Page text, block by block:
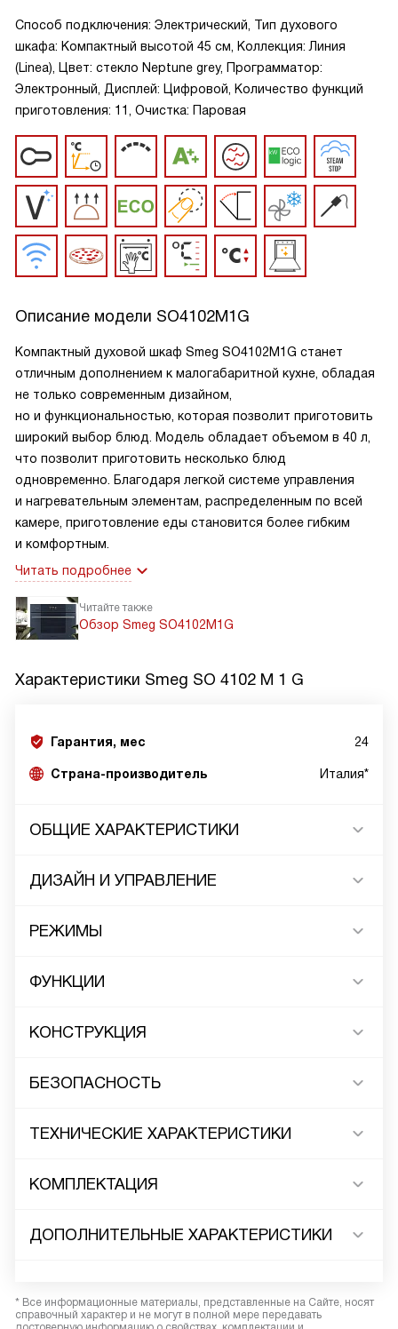
Способ подключения: Электрический, Тип духового
шкафа: Компактный высотой 45 см, Коллекция: Линия
(Linea), Цвет: стекло Neptune grey, Программатор:
Электронный, Дисплей: Цифровой, Количество функций
приготовления: 11, Очистка: Паровая
Описание модели SO4102M1G
Компактный духовой шкаф Smeg SO4102M1G станет
отличным дополнением к малогабаритной кухне, обладая
не только современным дизайном,
но и функциональностью, которая позволит приготовить
широкий выбор блюд. Модель обладает объемом в 40 л,
что позволит приготовить несколько блюд
одновременно. Благодаря легкой системе управления
и нагревательным элементам, распределенным по всей
камере, приготовление еды становится более гибким
и комфортным.
Читать подробнее
Читайте также
Обзор Smeg SO4102M1G
Характеристики Smeg SO 4102 M 1 G
Гарантия, мес 24
Страна-производитель Италия*
ОБЩИЕ ХАРАКТЕРИСТИКИ
ДИЗАЙН И УПРАВЛЕНИЕ
РЕЖИМЫ
ФУНКЦИИ
КОНСТРУКЦИЯ
БЕЗОПАСНОСТЬ
ТЕХНИЧЕСКИЕ ХАРАКТЕРИСТИКИ
КОМПЛЕКТАЦИЯ
ДОПОЛНИТЕЛЬНЫЕ ХАРАКТЕРИСТИКИ
* Все информационные материалы, представленные на Сайте, носят
справочный характер и не могут в полной мере передавать